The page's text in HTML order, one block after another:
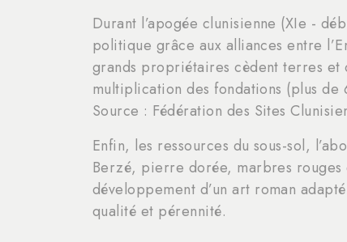
Durant l’apogée clunisienne (XIe -
politique grâce aux alliances entre
grands propriétaires cèdent terres et
multiplication des fondations (plus de
Source : Fédération des Sites
Enfin, les ressources du sous-sol,
Berzé, pierre dorée, marbres rouges
développement d’un art roman
qualité et pérennité.